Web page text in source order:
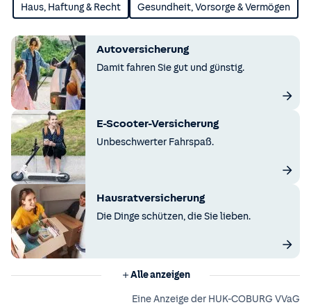
Haus, Haftung & Recht Gesundheit, Vorsorge & Vermögen
Autoversicherung
Damit fahren Sie gut und günstig.
E-Scooter-Versicherung
Unbeschwerter Fahrspaß.
Hausratversicherung
Die Dinge schützen, die Sie lieben.
Alle anzeigen
Eine Anzeige der HUK-COBURG VVaG